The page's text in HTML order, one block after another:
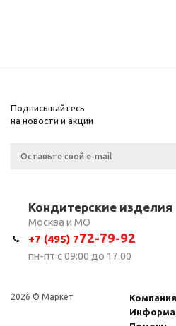
Подписывайтесь
на новости и акции
Кондитерские изделия
Москва и МО
+7 (495) 772-79-92
пн-пт с 09:00 до 17:00
2026 © Маркет
Компания